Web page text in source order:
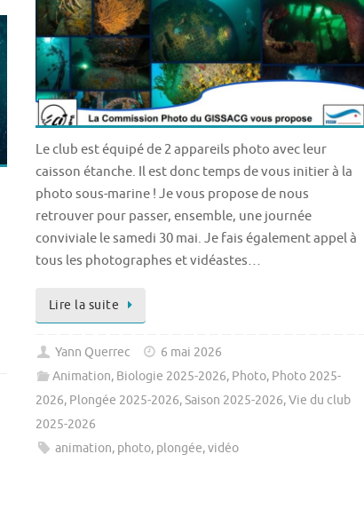
Le club est équipé de 2 appareils photo avec leur
caisson étanche. Il est donc temps de vous initier à la
photo sous-marine ! Je vous propose de nous
retrouver pour passer, ensemble, une journée
conviviale le samedi 30 mai. Je fais également appel à
tous les photographes et vidéastes…
Lire la suite
Yann Querrec
6 mai 2026
Animation, Biologie 2025-2026, Photo, Photo 2025-
2026, Plongée 2025-2026,Saison 2025-2026,Vie du club
2025-2026
animation, photo, plongée,vidéo